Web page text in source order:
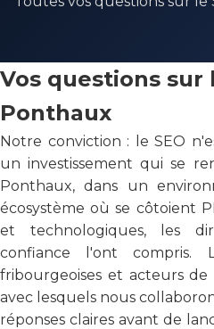
Vos questions sur
Ponthaux
Notre conviction : le SEO
un investissement qui se
Ponthaux, dans un
écosystème où se côtoient
et technologiques, les
confiance l'ont compris.
fribourgeoises et acteurs de
avec lesquels nous
réponses claires avant de